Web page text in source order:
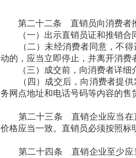
第二十二条 直销员向消费者推
（一）出示直销员证和推销合
（二）未经消费者同意，不得
动的，应当立即停止，并离开消费
（三）成交前，向消费者详细
（四）成交后，向消费者提供
务网点地址和电话号码等内容的售
第二十三条 直销企业应当在直
价格应当一致。直销员必须按照标
第二十四条 直销企业至少应当